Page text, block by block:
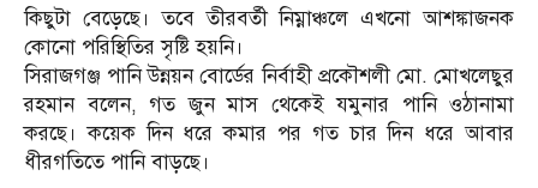
কিছুটা বেড়েছে। তবে তীরবর্তী নিম্নাঞ্চলে এখনো আশঙ্কাজনক
কোনো পরিস্থিতির সৃষ্টি হয়নি।
সিরাজগঞ্জ পানি উন্নয়ন বোর্ডের নির্বাহী প্রকৌশলী মো. মোখলেছুর
রহমান বলেন, গত জুন মাস থেকেই যমুনার পানি ওঠানামা
করছে। কয়েক দিন ধরে কমার পর গত চার দিন ধরে আবার
ধীরগতিতে পানি বাড়ছে।